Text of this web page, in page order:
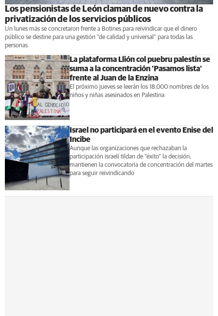
Los pensionistas de León claman de nuevo contra la
privatización de los servicios públicos
Un lunes más se concretaron frente a Botines para reivindicar que el dinero
público se destine para una gestión "de calidad y universal" para todas las
personas
La plataforma Llión col puebru palestín se
suma a la concentración 'Pasamos lista'
frente al Juan de la Enzina
El próximo jueves se leerán los 18.000 nombres de los
niños y niñas asesinados en Palestina
Israel no participará en el evento Enise del
Incibe
Aunque las organizaciones que rechazaban la
participación israelí tildan de "éxito" la decisión,
mantienen la convocatoria de concentración del martes
para seguir reivindicando